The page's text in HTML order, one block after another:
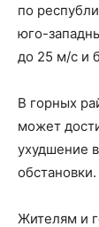
по
юго-
до 25 м/с и
В горных
может
ухудшение
обстановки.
Жителям и